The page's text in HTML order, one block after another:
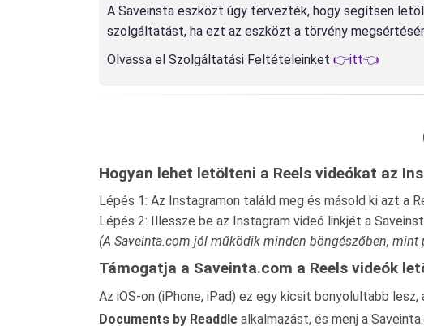
A Saveinsta eszközt úgy tervezték, hogy segítsen
szolgáltatást, ha ezt az eszközt a törvény
Olvassa el Szolgáltatási Feltételeinket 👉itt👈
Hogyan lehet letölteni a Reels videókat az
Lépés 1: Az Instagramon találd meg és másold ki azt a
Lépés 2: Illessze be az Instagram videó linkjét a
(A Saveinta.com jól működik minden böngészőben, mint
Támogatja a Saveinta.com a Reels videók
Az iOS-on (iPhone, iPad) ez egy kicsit bonyolultabb lesz,
Documents by Readdle alkalmazást, és menj a